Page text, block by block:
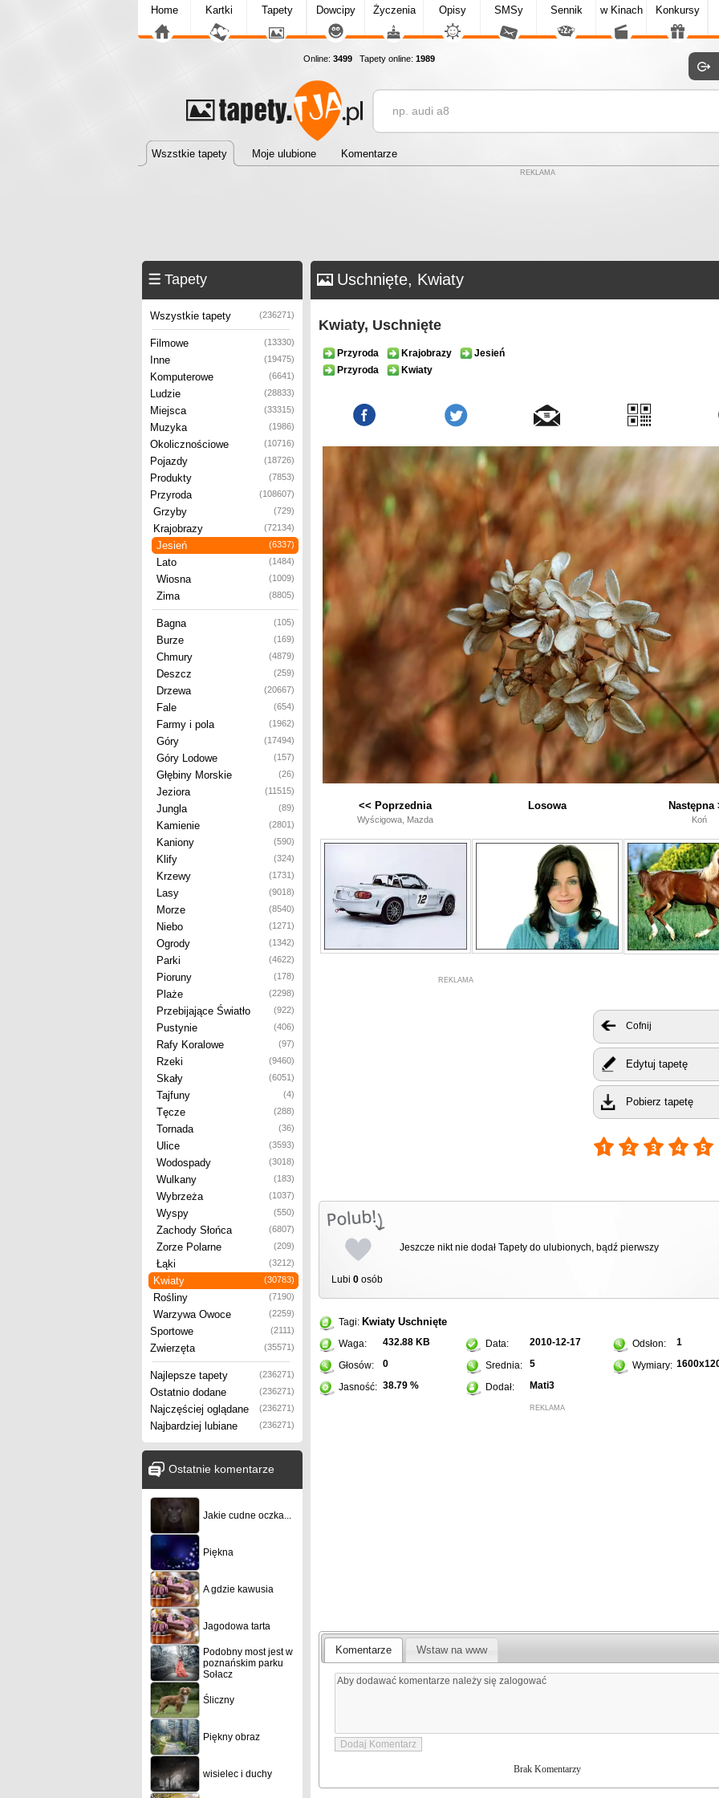
Home Kartki Tapety Dowcipy Życzenia Opisy SMSy Sennik w Kinach Konkursy
Online: 3499 Tapety online: 1989
Wszstkie tapety Moje ulubione Komentarze
REKLAMA
Tapety
Wszystkie tapety (236271)
Filmowe (13330)
Inne (19475)
Komputerowe (6641)
Ludzie (28833)
Miejsca (33315)
Muzyka (1986)
Okolicznościowe (10716)
Pojazdy (18726)
Produkty (7853)
Przyroda (108607)
Grzyby (729)
Krajobrazy (72134)
Jesień (6337)
Lato (1484)
Wiosna (1009)
Zima (8805)
Bagna (105)
Burze (169)
Chmury (4879)
Deszcz (259)
Drzewa (20667)
Fale (654)
Farmy i pola (1962)
Góry (17494)
Góry Lodowe (157)
Głębiny Morskie (26)
Jeziora (11515)
Jungla (89)
Kamienie (2801)
Kaniony (590)
Klify (324)
Krzewy (1731)
Lasy (9018)
Morze (8540)
Niebo (1271)
Ogrody (1342)
Parki (4622)
Pioruny (178)
Plaże (2298)
Przebijające Światło (922)
Pustynie (406)
Rafy Koralowe (97)
Rzeki (9460)
Skały (6051)
Tajfuny (4)
Tęcze (288)
Tornada (36)
Ulice (3593)
Wodospady (3018)
Wulkany (183)
Wybrzeża (1037)
Wyspy (550)
Zachody Słońca (6807)
Zorze Polarne (209)
Łąki (3212)
Kwiaty (30783)
Rośliny (7190)
Warzywa Owoce (2259)
Sportowe (2111)
Zwierzęta (35571)
Najlepsze tapety (236271)
Ostatnio dodane (236271)
Najczęściej oglądane (236271)
Najbardziej lubiane (236271)
Ostatnie komentarze
Jakie cudne oczka...
Piękna
A gdzie kawusia
Jagodowa tarta
Podobny most jest w
poznańskim parku
Sołacz
Śliczny
Piękny obraz
wisielec i duchy
Uschnięte, Kwiaty
Kwiaty, Uschnięte
Przyroda Krajobrazy
Jesień
Przyroda
Kwiaty
<< Poprzednia
Wyścigowa, Mazda
Losowa Następna
Koń
REKLAMA
Cofnij
Edytuj tapetę
Pobierz tapetę
Lubi 0 osób
Jeszcze nikt nie dodał Tapety do ulubionych, bądź pierwszy
Tagi: Kwiaty Uschnięte
Waga: 432.88 KB Data: 2010-12-17 Odsłon: 1
Głosów: 0 Srednia: 5 Wymiary:
Jasność: 38.79 % Dodał: Mati3
REKLAMA
Komentarze Wstaw na www
Brak Komentarzy